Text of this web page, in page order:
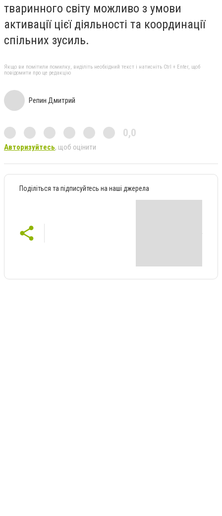
тваринного світу можливо з умови
активації цієї діяльності та координації
спільних зусиль.
Якщо ви помітили помилку, виділіть необхідний текст і натисніть Ctrl + Enter, щоб
повідомити про це редакцію
Репин Дмитрий
0,0
Авторизуйтесь, щоб оцінити
Поділіться та підписуйтесь на наші джерела